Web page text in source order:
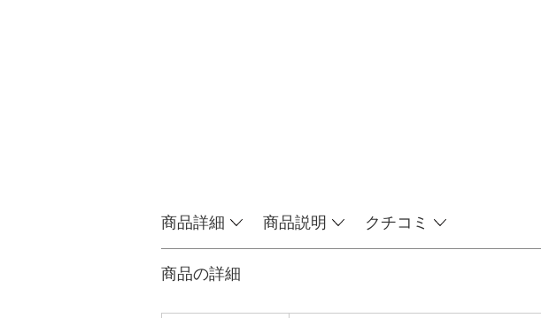
商品詳細 商品説明 クチコミ
商品の詳細